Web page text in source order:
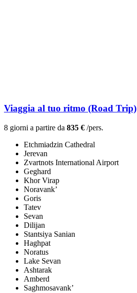
Viaggia al tuo ritmo (Road Trip)
8 giorni a partire da 835 € /pers.
Etchmiadzin Cathedral
Jerevan
Zvartnots International Airport
Geghard
Khor Virap
Noravank’
Goris
Tatev
Sevan
Dilijan
Stantsiya Sanian
Haghpat
Noratus
Lake Sevan
Ashtarak
Amberd
Saghmosavank’